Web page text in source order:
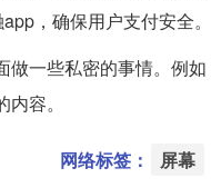
，确保用户支付安全。
做一些私密的事情。例
容。
网络标签： 屏幕